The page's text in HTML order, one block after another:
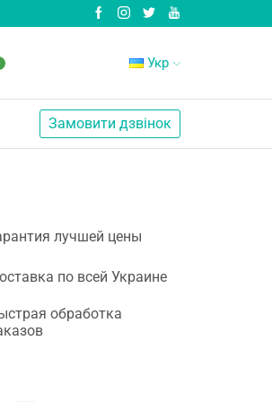
Укр
Замовити дзвінок
лучшей цены
по всей Украине
обработка